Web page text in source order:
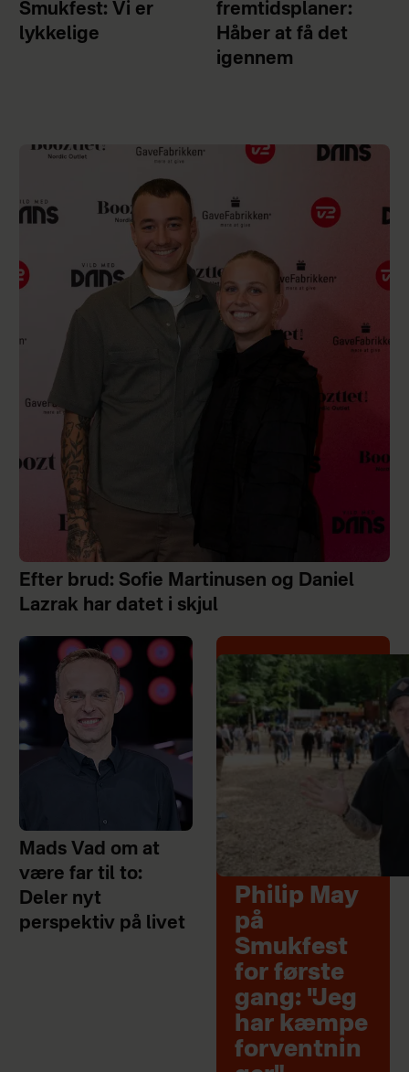
Smukfest: Vi er
lykkelige
fremtidsplaner:
Håber at få det
igennem
Efter brud: Sofie Martinusen og Daniel
Lazrak har datet i skjul
Mads Vad om at
være far til to:
Deler nyt
perspektiv på livet
Philip May
på
Smukfest
for første
gang: "Jeg
har kæmpe
forventnin